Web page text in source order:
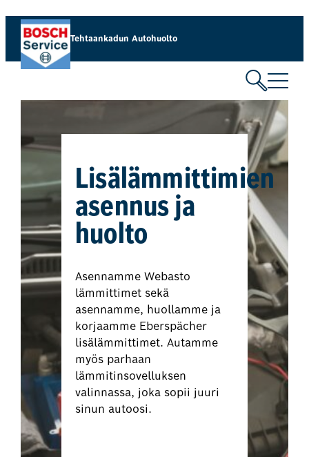
Tehtaankadun Autohuolto
Lisälämmittimien
asennus ja
huolto
Asennamme Webasto
lämmittimet sekä
asennamme, huollamme ja
korjaamme Eberspächer
lisälämmittimet. Autamme
myös parhaan
lämmitinsovelluksen
valinnassa, joka sopii juuri
sinun autoosi.